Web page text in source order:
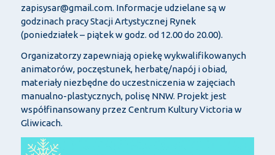
zapisysar@gmail.com. Informacje udzielane są w
godzinach pracy Stacji Artystycznej Rynek
(poniedziałek – piątek w godz. od 12.00 do 20.00).
Organizatorzy zapewniają opiekę wykwalifikowanych
animatorów, poczęstunek, herbatę/napój i obiad,
materiały niezbędne do uczestniczenia w zajęciach
manualno-plastycznych, polisę NNW. Projekt jest
współfinansowany przez Centrum Kultury Victoria w
Gliwicach.